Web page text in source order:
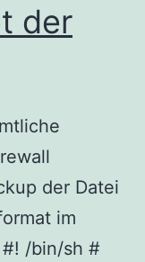
der
der Datei
im
/bin/sh #